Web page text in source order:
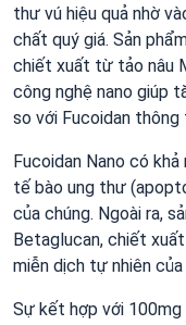
thư vú hiệu quả nhờ
chất quý giá. Sản
chiết xuất từ tảo nâu
công nghệ nano giúp
so với Fucoidan thông
Fucoidan Nano có
tế bào ung thư
của chúng. Ngoài ra,
Betaglucan, chiết
miễn dịch tự nhiên
Sự kết hợp với